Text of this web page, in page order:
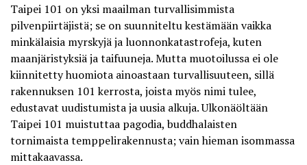
Taipei 101 on yksi maailman turvallisimmista
pilvenpiirtäjistä; se on suunniteltu kestämään vaikka
minkälaisia myrskyjä ja luonnonkatastrofeja, kuten
maanjäristyksiä ja taifuuneja. Mutta muotoilussa ei ole
kiinnitetty huomiota ainoastaan turvallisuuteen, sillä
rakennuksen 101 kerrosta, joista myös nimi tulee,
edustavat uudistumista ja uusia alkuja. Ulkonäöltään
Taipei 101 muistuttaa pagodia, buddhalaisten
tornimaista temppelirakennusta; vain hieman isommassa
mittakaavassa.